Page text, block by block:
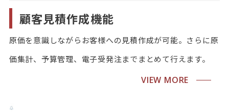
顧客見積作成機能
原価を意識しながらお客様への見積作成が可能。さらに原
価集計、予算管理、電子受発注までまとめて行えます。
VIEW MORE